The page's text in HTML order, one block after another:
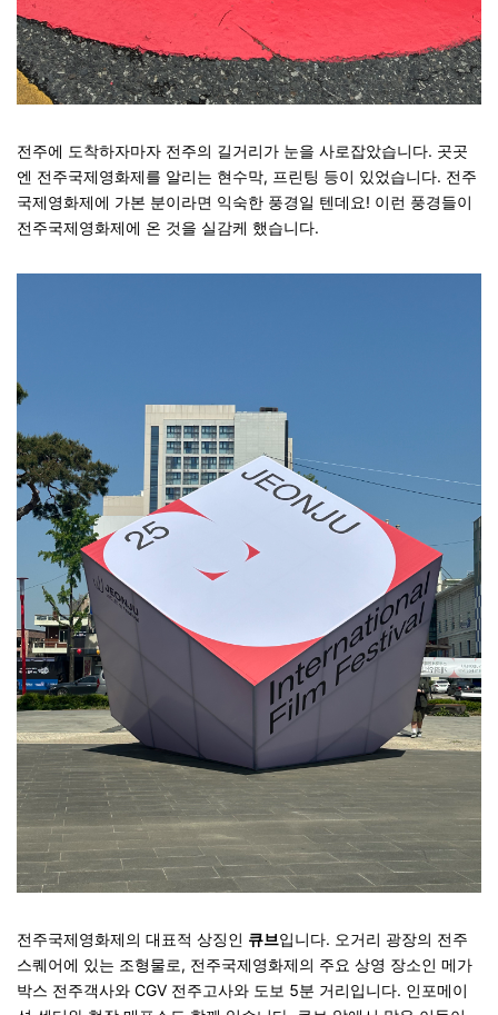
전주에 도착하자마자 전주의 길거리가 눈을 사로잡았습니다. 곳곳
엔 전주국제영화제를 알리는 현수막, 프린팅 등이 있었습니다. 전주
국제영화제에 가본 분이라면 익숙한 풍경일 텐데요! 이런 풍경들이
전주국제영화제에 온 것을 실감케 했습니다.
전주국제영화제의 대표적 상징인 큐브입니다. 오거리 광장의 전주
스퀘어에 있는 조형물로, 전주국제영화제의 주요 상영 장소인 메가
박스 전주객사와 CGV 전주고사와 도보 5분 거리입니다. 인포메이